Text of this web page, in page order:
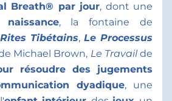
Breath® par jour, dont une
naissance, la fontaine de
Tibétains, Le Processus
Michael Brown, Le Travail
résoudre des jugements
dyadique, une